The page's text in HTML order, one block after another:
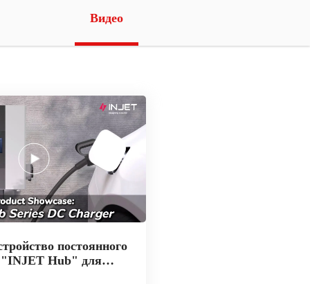
Видео
постоянного
"INJET Hub" для